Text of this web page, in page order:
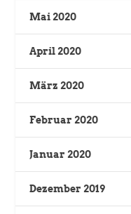
Mai 2020
April 2020
März 2020
Februar 2020
Januar 2020
Dezember 2019